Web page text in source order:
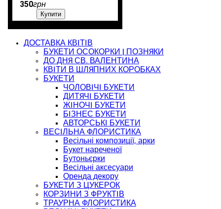
350грн
Купити
ДОСТАВКА КВІТІВ
БУКЕТИ ОСОКОРКИ | ПОЗНЯКИ
ДО ДНЯ СВ. ВАЛЕНТИНА
КВІТИ В ШЛЯПНИХ КОРОБКАХ
БУКЕТИ
ЧОЛОВІЧІ БУКЕТИ
ДИТЯЧІ БУКЕТИ
ЖІНОЧІ БУКЕТИ
БІЗНЕС БУКЕТИ
АВТОРСЬКІ БУКЕТИ
ВЕСІЛЬНА ФЛОРИСТИКА
Весільні композиції, арки
Букет нареченої
Бутоньєрки
Весільні аксесуари
Оренда декору
БУКЕТИ З ЦУКЕРОК
КОРЗИНИ З ФРУКТІВ
ТРАУРНА ФЛОРИСТИКА